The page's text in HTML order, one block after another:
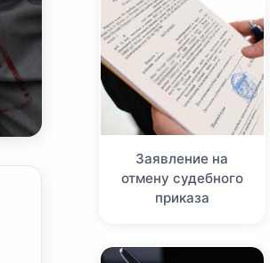
Заявление на
отмену судебного
приказа